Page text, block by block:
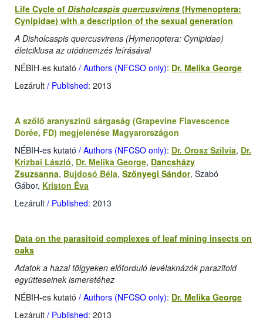
Life Cycle of Disholcaspis quercusvirens (Hymenoptera:
Cynipidae) with a description of the sexual generation
A Disholcaspis quercusvirens (Hymenoptera: Cynipidae)
életciklusa az utódnemzés leírásával
NÉBIH-es kutató / Authors (NFCSO only): Dr. Melika George
Lezárult / Published: 2013
A szőlő aranyszínű sárgaság (Grapevine Flavescence
Dorée, FD) megjelenése Magyarországon
NÉBIH-es kutató / Authors (NFCSO only): Dr. Orosz Szilvia, Dr.
Krizbai László, Dr. Melika George, Dancsházy
Zsuzsanna, Bujdosó Béla, Szőnyegi Sándor, Szabó
Gábor, Kriston Éva
Lezárult / Published: 2013
Data on the parasitoid complexes of leaf mining insects on
oaks
Adatok a hazai tölgyeken előforduló levélaknázók parazitoid
együtteseinek ismeretéhez
NÉBIH-es kutató / Authors (NFCSO only): Dr. Melika George
Lezárult / Published: 2013